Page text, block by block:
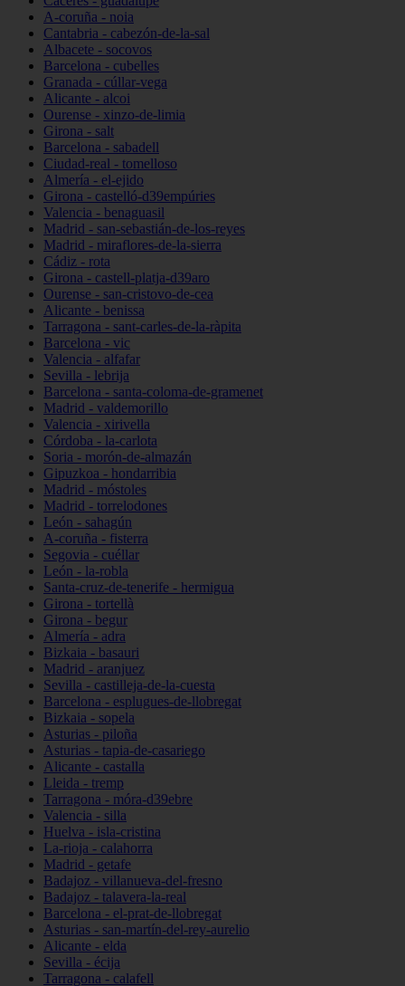
A-coruña - noia
Cantabria - cabezón-de-la-sal
Albacete - socovos
Barcelona - cubelles
Granada - cúllar-vega
Alicante - alcoi
Ourense - xinzo-de-limia
Girona - salt
Barcelona - sabadell
Ciudad-real - tomelloso
Almería - el-ejido
Girona - castelló-d39empúries
Valencia - benaguasil
Madrid - san-sebastián-de-los-reyes
Madrid - miraflores-de-la-sierra
Cádiz - rota
Girona - castell-platja-d39aro
Ourense - san-cristovo-de-cea
Alicante - benissa
Tarragona - sant-carles-de-la-ràpita
Barcelona - vic
Valencia - alfafar
Sevilla - lebrija
Barcelona - santa-coloma-de-gramenet
Madrid - valdemorillo
Valencia - xirivella
Córdoba - la-carlota
Soria - morón-de-almazán
Gipuzkoa - hondarribia
Madrid - móstoles
Madrid - torrelodones
León - sahagún
A-coruña - fisterra
Segovia - cuéllar
León - la-robla
Santa-cruz-de-tenerife - hermigua
Girona - tortellà
Girona - begur
Almería - adra
Bizkaia - basauri
Madrid - aranjuez
Sevilla - castilleja-de-la-cuesta
Barcelona - esplugues-de-llobregat
Bizkaia - sopela
Asturias - piloña
Asturias - tapia-de-casariego
Alicante - castalla
Lleida - tremp
Tarragona - móra-d39ebre
Valencia - silla
Huelva - isla-cristina
La-rioja - calahorra
Madrid - getafe
Badajoz - villanueva-del-fresno
Badajoz - talavera-la-real
Barcelona - el-prat-de-llobregat
Asturias - san-martín-del-rey-aurelio
Alicante - elda
Sevilla - écija
Tarragona - calafell